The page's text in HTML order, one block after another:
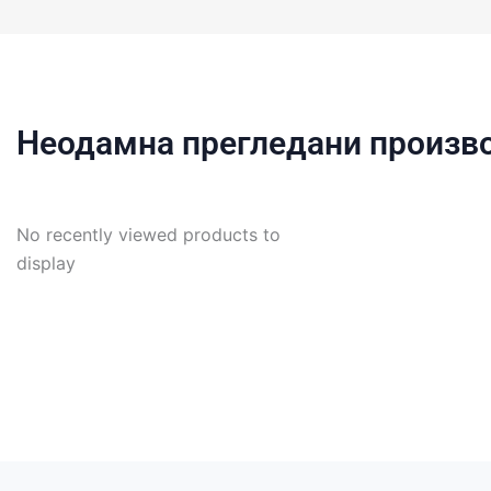
Неодамна прегледани
No recently viewed products to
display